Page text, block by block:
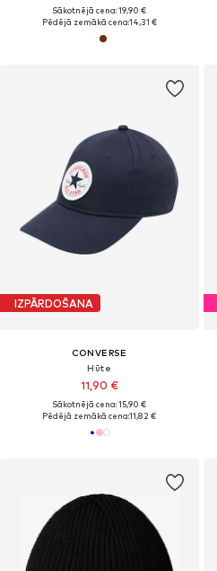
Sākotnējā cena: 19,90 €
Pēdējā zemākā cena:14,31 €
IZPĀRDOŠANA
CONVERSE
Hūte
11,90 €
Sākotnējā cena: 15,90 €
Pēdējā zemākā cena:11,82 €